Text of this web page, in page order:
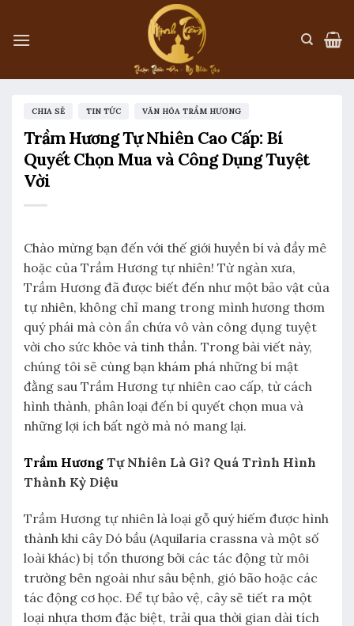
content
CHIA SẺ TIN TỨC VĂN HÓA TRẦM HƯƠNG
Trầm Hương Tự Nhiên Cao Cấp: Bí
Quyết Chọn Mua và Công Dụng Tuyệt
Vời
Chào mừng bạn đến với thế giới huyền bí và đầy mê
hoặc của Trầm Hương tự nhiên! Từ ngàn xưa,
Trầm Hương đã được biết đến như một bảo vật của
tự nhiên, không chỉ mang trong mình hương thơm
quý phái mà còn ẩn chứa vô vàn công dụng tuyệt
vời cho sức khỏe và tinh thần. Trong bài viết này,
chúng tôi sẽ cùng bạn khám phá những bí mật
đằng sau Trầm Hương tự nhiên cao cấp, từ cách
hình thành, phân loại đến bí quyết chọn mua và
những lợi ích bất ngờ mà nó mang lại.
Trầm Hương Tự Nhiên Là Gì? Quá Trình Hình
Thành Kỳ Diệu
Trầm Hương tự nhiên là loại gỗ quý hiếm được hình
thành khi cây Dó bầu (Aquilaria crassna và một số
loài khác) bị tổn thương bởi các tác động từ môi
trường bên ngoài như sâu bệnh, gió bão hoặc các
tác động cơ học. Để tự bảo vệ, cây sẽ tiết ra một
loại nhựa thơm đặc biệt, trải qua thời gian dài tích